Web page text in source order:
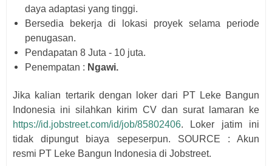
daya adaptasi yang tinggi.
Bersedia bekerja di lokasi proyek selama periode
penugasan.
Pendapatan 8 Juta - 10 juta.
Penempatan : Ngawi.
Jika kalian tertarik dengan loker dari
PT Leke Bangun
Indonesia ini silahkan kirim CV dan surat lamaran ke
https://id.jobstreet.com/id/job/85802406. Loker jatim ini
tidak dipungut biaya sepeserpun. SOURCE : Akun
resmi PT Leke Bangun Indonesia di Jobstreet.